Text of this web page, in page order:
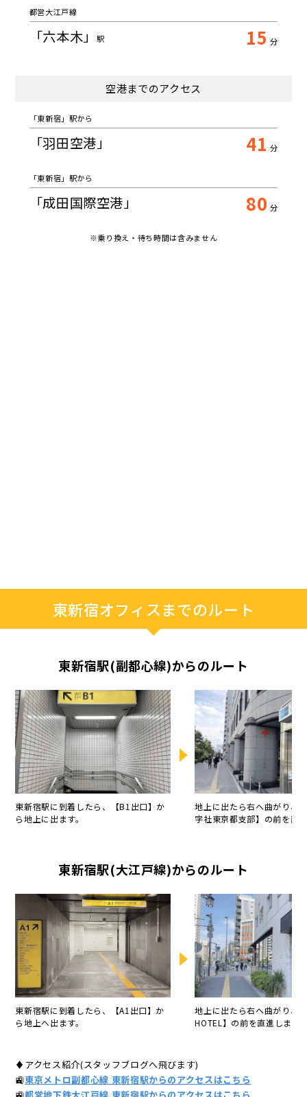
都営大江戸線
「六本木」 駅 15 分
空港までのアクセス
「東新宿」駅から
「羽田空港」 41 分
「東新宿」駅から
「成田国際空港」 80 分
※乗り換え・待ち時間は含みません
東新宿オフィスまでのルート
東新宿駅(副都心線)からのルート
東新宿駅に到着したら、【B1出口】か
ら地上に出ます。
地上に出たら右へ曲がり、
字社東京都支部】の前を直
東新宿駅(大江戸線)からのルート
東新宿駅に到着したら、【A1出口】か
ら地上へ出ます。
地上に出たら右へ曲がり、
HOTEL】の前を直進します
♦アクセス紹介(スタッフブログへ飛びます)
🚉東京メトロ副都心線 東新宿駅からのアクセスはこちら